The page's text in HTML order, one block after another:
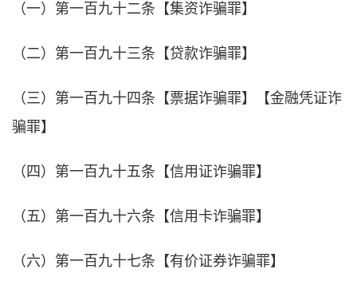
（一）第一百九十二条【集资诈骗罪】
（二）第一百九十三条【贷款诈骗罪】
（三）第一百九十四条【票据诈骗罪】【金融凭证诈
骗罪】
（四）第一百九十五条【信用证诈骗罪】
（五）第一百九十六条【信用卡诈骗罪】
（六）第一百九十七条【有价证券诈骗罪】